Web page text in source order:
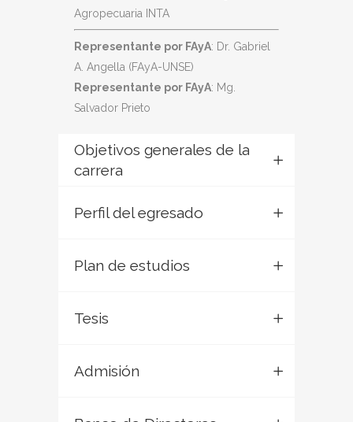
Agropecuaria INTA
Representante por FAyA: Dr. Gabriel
A. Angella (FAyA-UNSE)
Representante por FAyA: Mg.
Salvador Prieto
Objetivos generales de la
carrera
Perfil del egresado
Plan de estudios
Tesis
Admisión